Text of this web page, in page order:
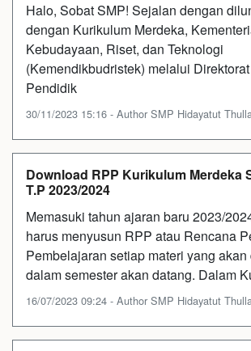
Halo, Sobat SMP! Sejalan dengan
dengan Kurikulum Merdeka,
Kebudayaan, Riset, dan Teknologi
(Kemendikbudristek) melalui
Pendidik
30/11/2023 15:16 - Author SMP Hidayatut
Download RPP Kurikulum Merdeka
T.P 2023/2024
Memasuki tahun ajaran baru 2023/
harus menyusun RPP atau Rencana
Pembelajaran setiap materi yang
dalam semester akan datang. Dalam
16/07/2023 09:24 - Author SMP Hidayatut